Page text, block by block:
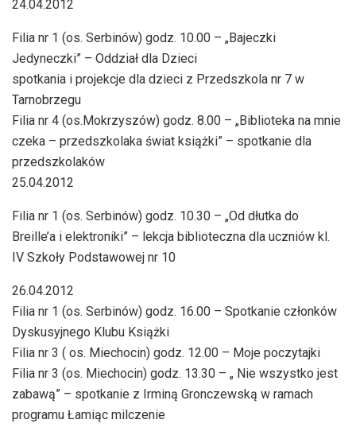
24.04.2012
Filia nr 1 (os. Serbinów) godz. 10.00 – „Bajeczki
Jedyneczki” – Oddział dla Dzieci
spotkania i projekcje dla dzieci z Przedszkola nr 7 w
Tarnobrzegu
Filia nr 4 (os.Mokrzyszów) godz. 8.00 – „Biblioteka na mnie
czeka – przedszkolaka świat książki” – spotkanie dla
przedszkolaków
25.04.2012
Filia nr 1 (os. Serbinów) godz. 10.30 – „Od dłutka do
Breille’a i elektroniki” – lekcja biblioteczna dla uczniów kl.
IV Szkoły Podstawowej nr 10
26.04.2012
Filia nr 1 (os. Serbinów) godz. 16.00 – Spotkanie członków
Dyskusyjnego Klubu Książki
Filia nr 3 ( os. Miechocin) godz. 12.00 – Moje poczytajki
Filia nr 3 (os. Miechocin) godz. 13.30 – „ Nie wszystko jest
zabawą” – spotkanie z Irminą Gronczewską w ramach
programu Łamiąc milczenie